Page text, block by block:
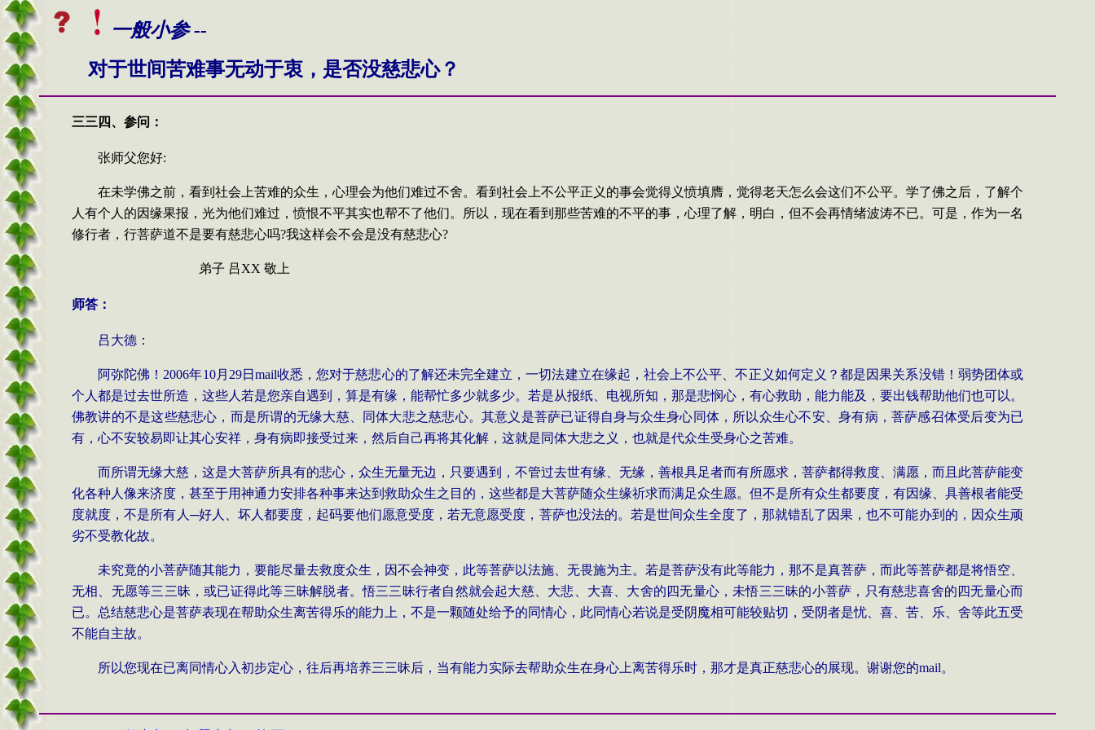
一般小参 --
对于世间苦难事无动于衷，是否没慈悲心？
三三 四、 参问 ：
张师父您好:
在未学佛之前，看到社会上苦难的众生，心理会为他们难过不舍。看到社会上不公平正义的事会觉得义愤填膺，觉得老天怎么会这们不公平。学了佛之后，了解个
人有个人的因缘果报，光为他们难过，愤恨不平其实也帮不了他们。所以，现在看到那些苦难的不平的事，心理了解，明白，但不会再情绪波涛不已。可是，作为一名
修行者，行菩萨道不是要有慈悲心吗?我这样会不会是没有慈悲心?
弟子 吕XX 敬上
师答：
吕大德：
阿弥陀佛！ 2006年10月 29日 mail收悉，您对于慈悲心的了解还未完全建立，一切法建立在缘起，社会上不公平、不正义如何定义？都是因果关系没错！弱势团体或
个人都是过去世所造，这些人若是您亲自遇到，算是有缘，能帮忙多少就多少。若是从报纸、电视所知，那是悲悯心，有心救助，能力能及，要出钱帮助他们也可以。
佛教讲的不是这些慈悲心，而是所谓的无缘大慈、同体大悲之慈悲心。其意义是菩萨已证得自身与众生身心同体，所以众生心不安、身有病，菩萨感召体受后变为已
有，心不安较易即让其心安祥，身有病即接受过来，然后自己再将其化解，这就是同体大悲之义，也就是代众生受身心之苦难。
而所谓无缘大慈，这是大菩萨所具有的悲心，众生无量无边，只要遇到，不管过去世有缘、无缘，善根具足者而有所愿求，菩萨都得救度、满愿，而且此菩萨能变
化各种人像来济度，甚至于用神通力安排各种事来达到救助众生之目的，这些都是大菩萨随众生缘祈求而满足众生愿。但不是所有众生都要度，有因缘、具善根者能受
度就度，不是所有人─好人、坏人都要度，起码要他们愿意受度，若无意愿受度，菩萨也没法的。若是世间众生全度了，那就错乱了因果，也不可能办到的，因众生顽
劣不受教化故。
未究竟的小菩萨随其能力，要能尽量去救度众生，因不会神变，此等菩萨以法施、无畏施为主。若是菩萨没有此等能力，那不是真菩萨，而此等菩萨都是将悟空、
无相、无愿等三三昧，或已证得此等三昧解脱者。悟三三昧行者自然就会起大慈、大悲、大喜、大舍的四无量心，未悟三三昧的小菩萨，只有慈悲喜舍的四无量心而
已。总结慈悲心是菩萨表现在帮助众生离苦得乐的能力上，不是一颗随处给予的同情心，此同情心若说是受阴魔相可能较贴切，受阴者是忧、喜、苦、乐、舍等此五受
不能自主故。
所以您现在已离同情心入初步定心，往后再培养三三昧后，当有能力实际去帮助众生在身心上离苦得乐时，那才是真正慈悲心的展现。谢谢您的mail。